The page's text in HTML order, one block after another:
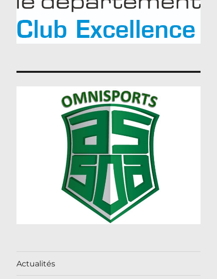
Actualités